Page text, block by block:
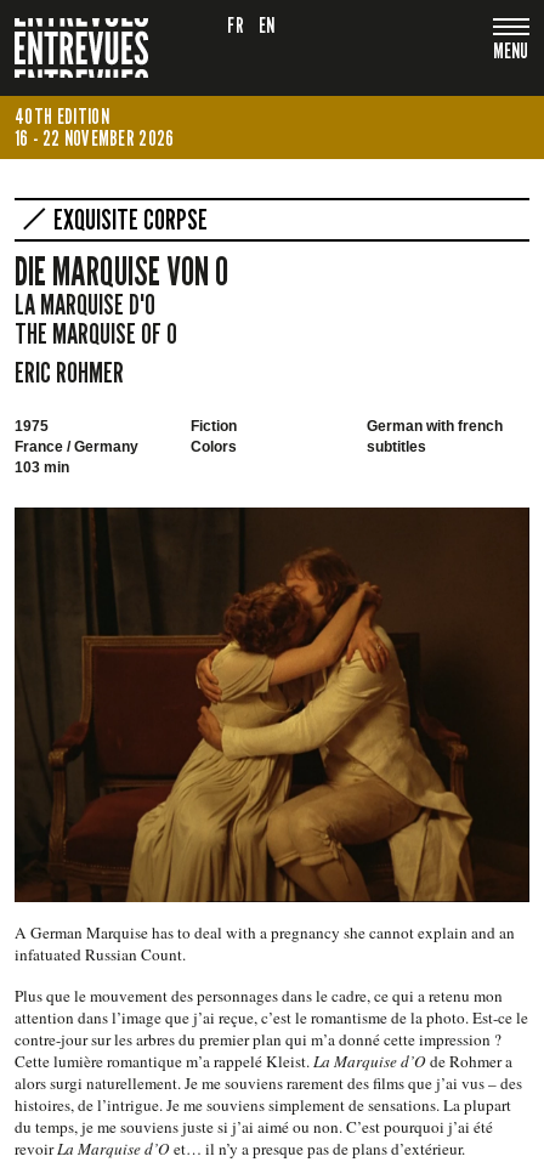
MENU
FR EN
40TH EDITION
16 - 22 NOVEMBER 2026
EXQUISITE CORPSE
DIE MARQUISE VON O
LA MARQUISE D'O
THE MARQUISE OF O
ERIC ROHMER
1975
France / Germany
103 min
Fiction
Colors
German with french
subtitles
A German Marquise has to deal with a pregnancy she cannot explain and an
infatuated Russian Count.
Plus que le mouvement des personnages dans le cadre, ce qui a retenu mon
attention dans l’image que j’ai reçue, c’est le romantisme de la photo. Est-ce le
contre-jour sur les arbres du premier plan qui m’a donné cette impression ?
Cette lumière romantique m’a rappelé Kleist.La Marquise d’Ode Rohmer a
alors surgi naturellement. Je me souviens rarement des films que j’ai vus – des
histoires, de l’intrigue. Je me souviens simplement de sensations. La plupart
du temps, je me souviens juste si j’ai aimé ou non. C’est pourquoi j’ai été
revoirLa Marquise d’Oet… il n’y a presque pas de plans d’extérieur.